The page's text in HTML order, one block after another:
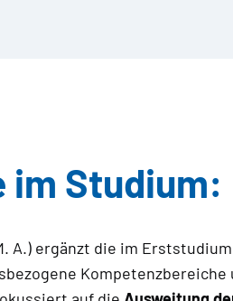
im Studium:
A.) ergänzt die im